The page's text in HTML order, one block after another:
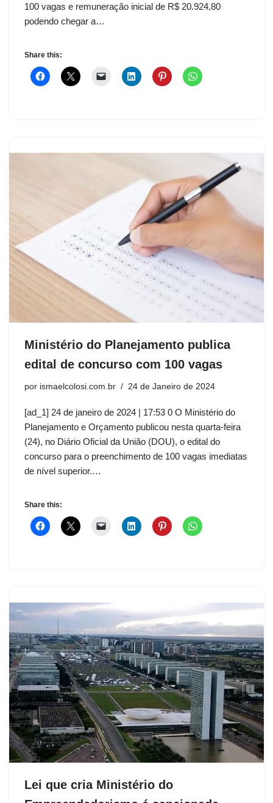
100 vagas e remuneração inicial de R$ 20.924,80
podendo chegar a…
Share this:
Ministério do Planejamento publica
edital de concurso com 100 vagas
por ismaelcolosi.com.br 24 de Janeiro de 2024
[ad_1] 24 de janeiro de 2024 | 17:53 0 O Ministério do
Planejamento e Orçamento publicou nesta quarta-feira
(24), no Diário Oficial da União (DOU), o edital do
concurso para o preenchimento de 100 vagas imediatas
de nível superior.…
Share this:
Lei que cria Ministério do